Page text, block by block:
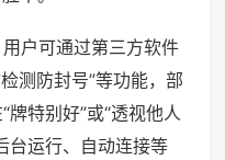
户可通过第三方软件
测防封号”等功能，部
特别好”或“透视他人
台运行、自动连接等